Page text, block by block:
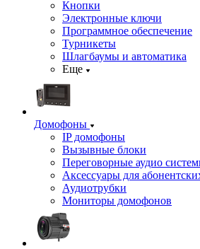
Кнопки
Электронные ключи
Программное обеспечение
Турникеты
Шлагбаумы и автоматика
Еще
Домофоны
IP домофоны
Вызывные блоки
Переговорные аудио
Аксессуары для
Аудиотрубки
Мониторы домофонов